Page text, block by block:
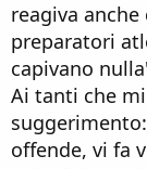
reagiva
preparatori
capivano
Ai tanti che
offende, vi fa